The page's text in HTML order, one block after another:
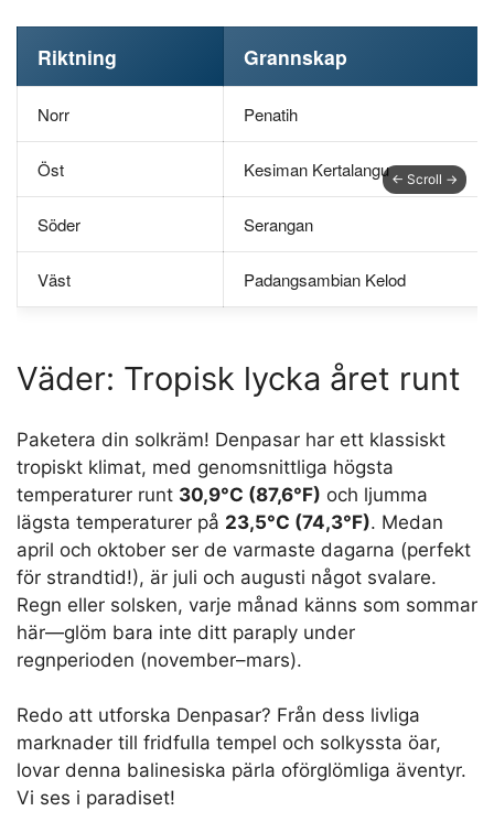
Riktning Grannskap
Norr Penatih
Öst Kesiman Kertalangu
Söder Serangan
Väst Padangsambian Kelod
Väder: Tropisk lycka året runt
Paketera din solkräm! Denpasar har ett klassiskt
tropiskt klimat, med genomsnittliga högsta
temperaturer runt 30,9°C (87,6°F) och ljumma
lägsta temperaturer på 23,5°C (74,3°F). Medan
april och oktober ser de varmaste dagarna (perfekt
för strandtid!), är juli och augusti något svalare.
Regn eller solsken, varje månad känns som sommar
här—glöm bara inte ditt paraply under
regnperioden (november–mars).
Redo att utforska Denpasar? Från dess livliga
marknader till fridfulla tempel och solkyssta öar,
lovar denna balinesiska pärla oförglömliga äventyr.
Vi ses i paradiset!